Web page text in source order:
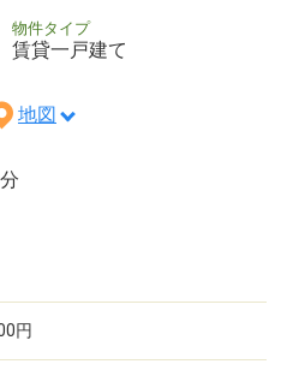
物件タイプ
賃貸一戸建て
地図
円